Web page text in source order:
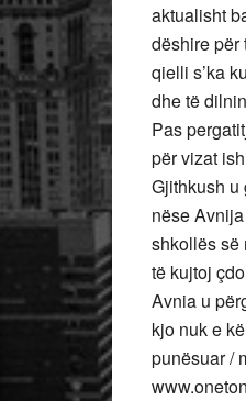
aktualisht
dëshire për
qielli s’ka
dhe të
Pas
për vizat
Gjithkush u
nëse
shkollës së
të kujtoj
Avnia u
kjo nuk e
punësuar /